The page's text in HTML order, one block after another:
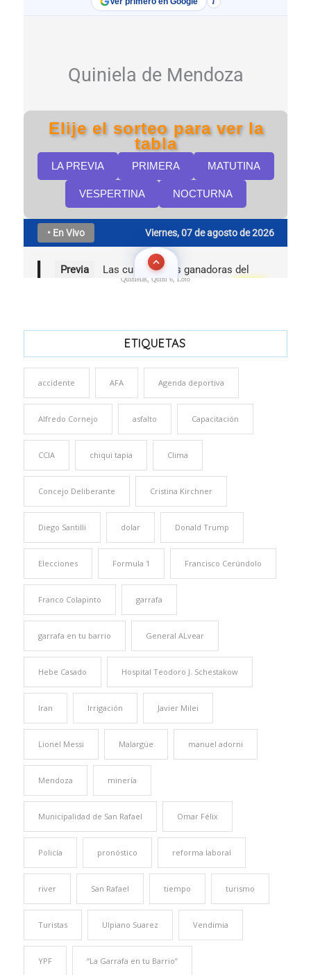
Quinielas, Quini 6, Loto
ETIQUETAS
accidente AFA Agenda deportiva
Alfredo Cornejo asfalto Capacitación
CCIA chiqui tapia Clima
Concejo Deliberante Cristina Kirchner
Diego Santilli dolar Donald Trump
Elecciones Formula 1 Francisco Cerúndolo
Franco Colapinto garrafa
garrafa en tu barrio General ALvear
Hebe Casado Hospital Teodoro J. Schestakow
Iran Irrigación Javier Milei
Lionel Messi Malargüe manuel adorni
Mendoza minería
Municipalidad de San Rafael Omar Félix
Policía pronóstico reforma laboral
river San Rafael tiempo turismo
Turistas Ulpiano Suarez Vendimia
YPF “La Garrafa en tu Barrio”